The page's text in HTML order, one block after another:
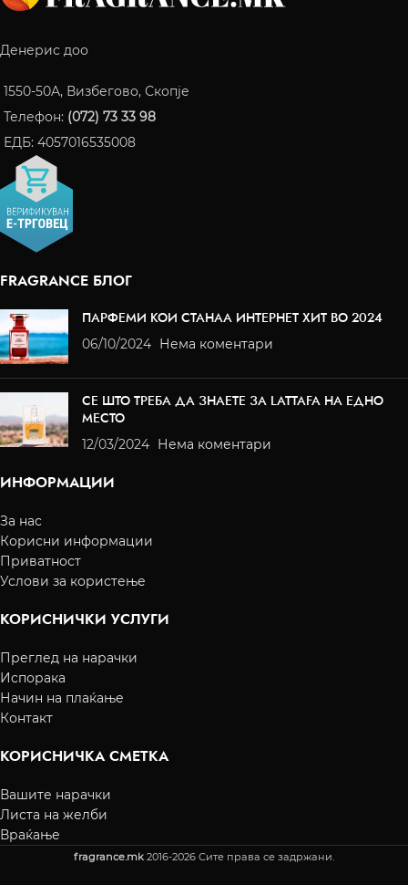
Денерис доо
1550-50A, Визбегово, Скопје
Телефон: (072) 73 33 98
ЕДБ: 4057016535008
FRAGRANCE БЛОГ
ПАРФЕМИ КОИ СТАНАА ИНТЕРНЕТ ХИТ ВО 2024
06/10/2024 Нема коментари
СЕ ШТО ТРЕБА ДА ЗНАЕТЕ ЗА LATTAFA НА ЕДНО
МЕСТО
12/03/2024 Нема коментари
ИНФОРМАЦИИ
За нас
Корисни информации
Приватност
Услови за користење
КОРИСНИЧКИ УСЛУГИ
Преглед на нарачки
Испорака
Начин на плаќање
Контакт
КОРИСНИЧКА СМЕТКА
Вашите нарачки
Листа на желби
Враќање
fragrance.mk 2016-2026 Сите права се задржани.